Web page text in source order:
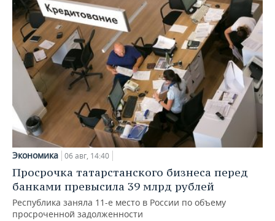
Экономика 06 авг, 14:40
Просрочка татарстанского бизнеса перед
банками превысила 39 млрд рублей
Республика заняла 11-е место в России по объему
просроченной задолженности